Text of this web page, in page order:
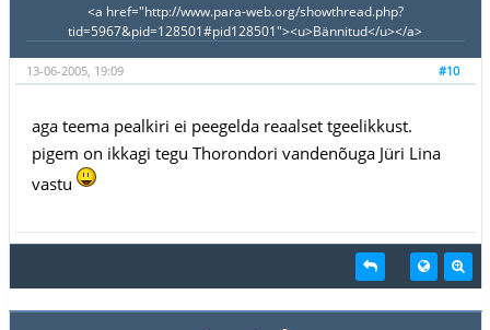
<a href="http://www.para-web.org/showthread.php?
tid=5967&pid=128501#pid128501"><u>Bännitud</u></a>
#10
13-06-2005, 19:09
aga teema pealkiri ei peegelda reaalset tgeelikkust.
pigem on ikkagi tegu Thorondori vandenõuga Jüri Lina
vastu